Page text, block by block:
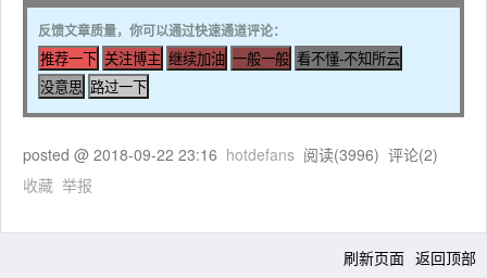
反馈文章质量，你可以通过快速通道评论：
posted @ 2018-09-22 23:16 hotdefans 阅读(3996) 评论(2)
收藏 举报
刷新页面 返回顶部